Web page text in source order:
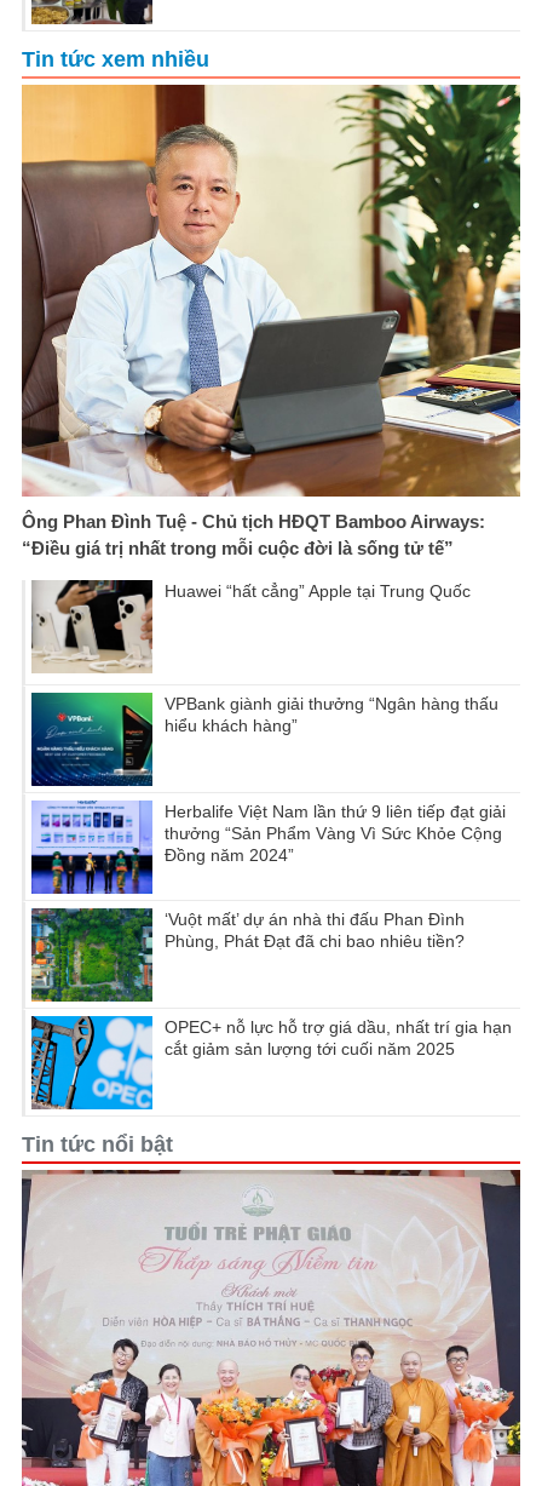
Tin tức xem nhiều
Ông Phan Đình Tuệ - Chủ tịch HĐQT Bamboo Airways:
“Điều giá trị nhất trong mỗi cuộc đời là sống tử tế”
Huawei “hất cẳng” Apple tại Trung Quốc
VPBank giành giải thưởng “Ngân hàng thấu
hiểu khách hàng”
Herbalife Việt Nam lần thứ 9 liên tiếp đạt giải
thưởng “Sản Phẩm Vàng Vì Sức Khỏe Cộng
Đồng năm 2024”
‘Vuột mất’ dự án nhà thi đấu Phan Đình
Phùng, Phát Đạt đã chi bao nhiêu tiền?
OPEC+ nỗ lực hỗ trợ giá dầu, nhất trí gia hạn
cắt giảm sản lượng tới cuối năm 2025
Tin tức nổi bật